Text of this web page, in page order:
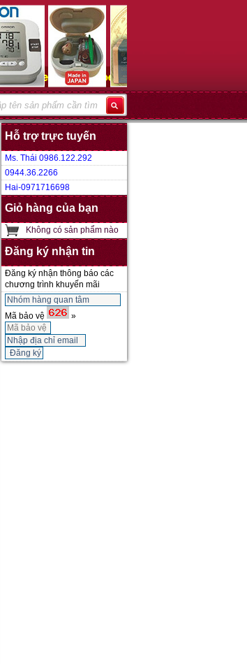
Hỗ trợ trực tuyến
Ms. Thái 0986.122.292
0944.36.2266
Hai-0971716698
Giỏ hàng của bạn
Không có sản phẩm nào
Đăng ký nhận tin
Đăng ký nhận thông báo các
chương trình khuyến mãi
Mã bảo vệ »